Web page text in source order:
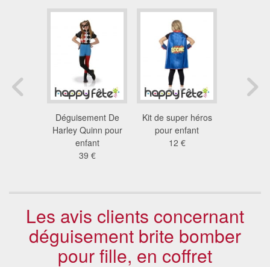
Déguisement De
Harley Quinn pour
enfant
39 €
Kit de super héros
pour enfant
12 €
Les avis clients concernant
déguisement brite bomber
pour fille, en coffret